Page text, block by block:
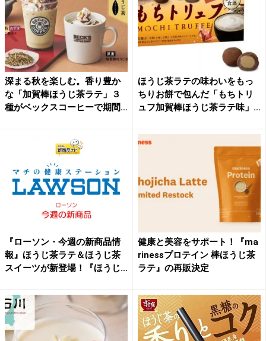
深まる秋を楽しむ。香り豊か
な「加賀棒ほうじ茶ラテ」３
種がベックスコーヒーで期間
ほうじ茶ラテの味わいをもっ
ちりお餅で包んだ「もちトリ
ュフ加賀棒ほうじ茶ラテ味」
『ローソン・今週の新商品情
報』ほうじ茶ラテ＆ほうじ茶
スイーツが新登場！『ほうじ
健康と美容をサポート！『ma
rinessプロテイン 棒ほうじ茶
ラテ』の再販決定